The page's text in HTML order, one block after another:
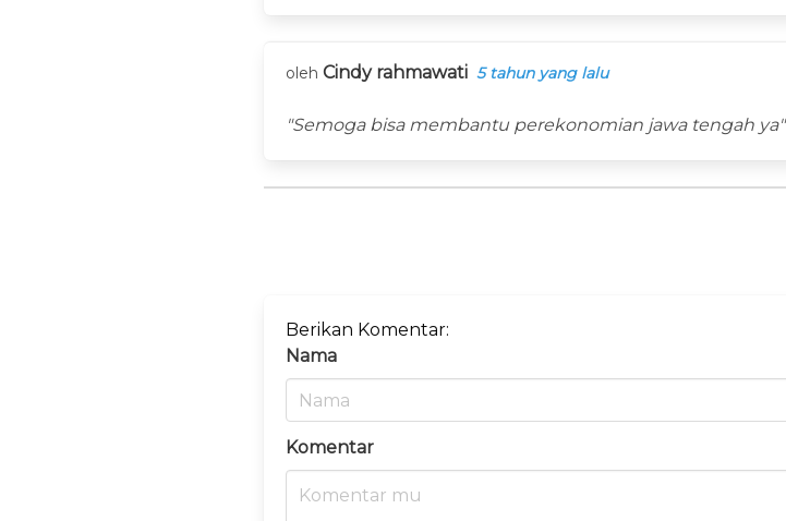
oleh Cindy rahmawati 5 tahun yang lalu
"Semoga bisa membantu perekonomian jawa tengah ya"
Berikan Komentar:
Nama
Komentar